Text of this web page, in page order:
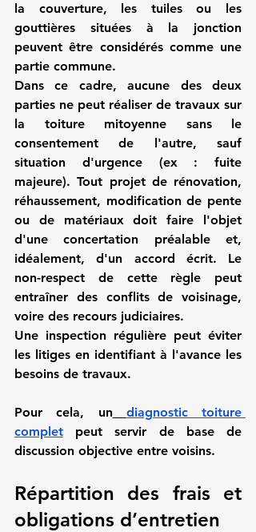
la couverture, les tuiles ou les
gouttières situées à la jonction
peuvent être considérés comme une
partie commune.
Dans ce cadre, aucune des deux
parties ne peut réaliser de travaux sur
la toiture mitoyenne sans le
consentement de l'autre, sauf
situation d'urgence (ex : fuite
majeure). Tout projet de rénovation,
réhaussement, modification de pente
ou de matériaux doit faire l'objet
d'une concertation préalable et,
idéalement, d'un accord écrit. Le
non-respect de cette règle peut
entraîner des conflits de voisinage,
voire des recours judiciaires.
Une inspection régulière peut éviter
les litiges en identifiant à l'avance les
besoins de travaux.
Pour cela, un
diagnostic toiture
complet peut servir de base de
discussion objective entre voisins.
Répartition des frais et
obligations d’entretien